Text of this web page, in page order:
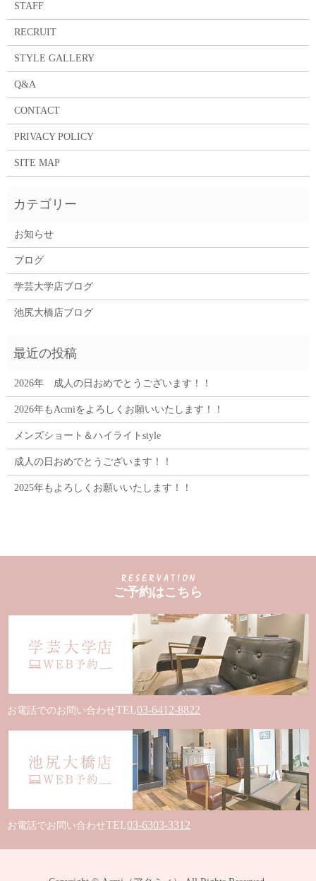
STAFF
RECRUIT
STYLE GALLERY
Q&A
CONTACT
PRIVACY POLICY
SITE MAP
お知らせ
ブログ
学芸大学店ブログ
池尻大橋店ブログ
2026年 成人の日おめでとうございます！！
2026年もAcmiをよろしくお願いいたします！！
メンズショート＆ハイライトstyle
成人の日おめでとうございます！！
2025年もよろしくお願いいたします！！
ご予約はこちら
お電話でのお問い合わせTEL03-6412-8822
お電話でお問い合わせTEL03-6303-3312